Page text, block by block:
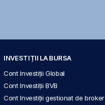
INVESTIȚII LA BURSA
Cont Investiții Global
Cont Investiții BVB
Cont Investiții gestionat de broker